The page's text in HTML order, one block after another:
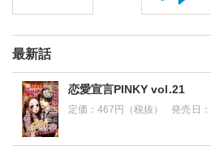
最新話
恋愛宣言PINKY vol.21
定価：467円（税抜） 発売日：